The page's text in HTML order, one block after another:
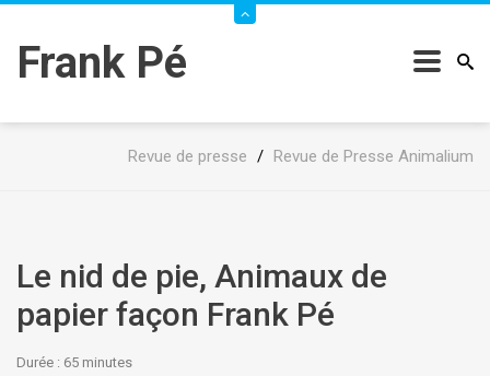
Frank Pé
Revue de presse / Revue de Presse Animalium
Le nid de pie, Animaux de
papier façon Frank Pé
Durée : 65 minutes